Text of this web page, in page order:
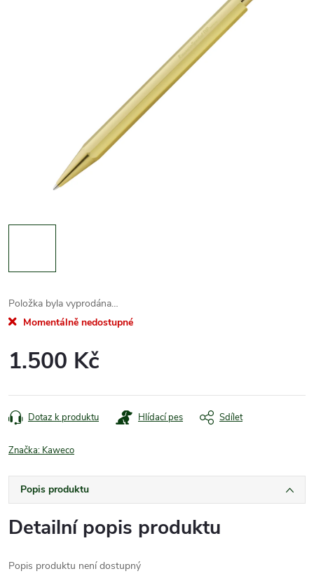
Položka byla vyprodána…
Momentálně nedostupné
1.500 Kč
cena:
Dotaz k produktu Hlídací pes Sdílet
Značka: Kaweco
Popis produktu
Detailní popis produktu
Popis produktu není dostupný